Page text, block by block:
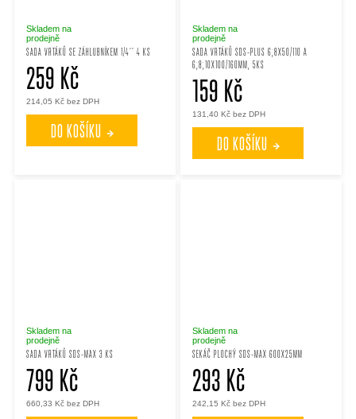
SADA VRTÁKŮ SE ZÁHLUBNÍKEM 1/4´´ 4 KS
Skladem na
prodejně
214,05 Kč bez DPH
259 Kč
DO KOŠÍKU
SADA VRTÁKŮ SDS-PLUS 6;8X50/110 A
6;8;10X100/160MM, 5KS
Skladem na
prodejně
131,40 Kč bez DPH
159 Kč
DO KOŠÍKU
SADA VRTÁKŮ SDS-MAX 3 KS
Skladem na
prodejně
660,33 Kč bez DPH
799 Kč
SEKÁČ PLOCHÝ SDS-MAX 600X25MM
Skladem na
prodejně
242,15 Kč bez DPH
293 Kč